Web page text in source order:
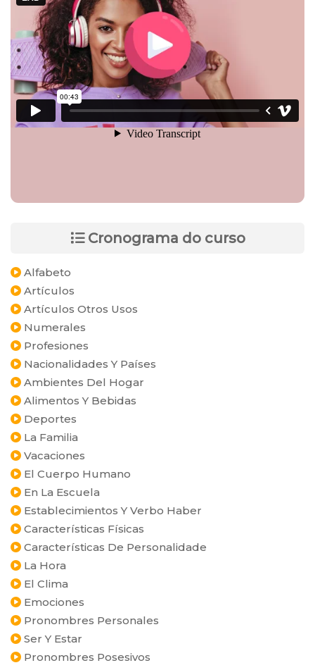
Cronograma do curso
Alfabeto
Artículos
Artículos Otros Usos
Numerales
Profesiones
Nacionalidades Y Países
Ambientes Del Hogar
Alimentos Y Bebidas
Deportes
La Familia
Vacaciones
El Cuerpo Humano
En La Escuela
Establecimientos Y Verbo Haber
Características Físicas
Características De Personalidade
La Hora
El Clima
Emociones
Pronombres Personales
Ser Y Estar
Pronombres Posesivos